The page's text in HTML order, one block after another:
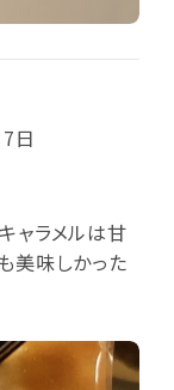
日
ャラメルは甘
美味しかった